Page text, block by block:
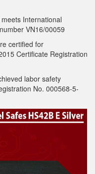
International
VN16/00059
certified for
Certificate Registration
labor safety
No. 000568-5-